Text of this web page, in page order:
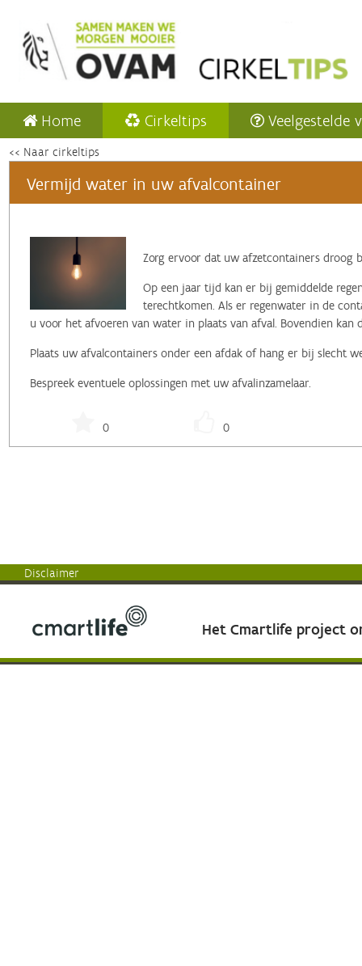
Home Cirkeltips Veelgestelde
<< Naar cirkeltips
Vermijd water in uw afvalcontainer
Zorg ervoor dat uw afzetcontainers droog
Op een jaar tijd kan er bij gemiddelde
terechtkomen. Als er regenwater in de
u voor het afvoeren van water in plaats van afval. Bovendien kan
Plaats uw afvalcontainers onder een afdak of hang er bij slecht
Bespreek eventuele oplossingen met uw afvalinzamelaar.
0 0
Disclaimer
Het Cmartlife project